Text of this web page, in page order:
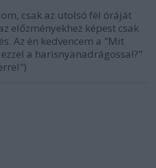
csak az utolsó fél óráját
előzményekhez képest csak
Az én kedvencem a "Mit
a harisnyanadrágossal?"